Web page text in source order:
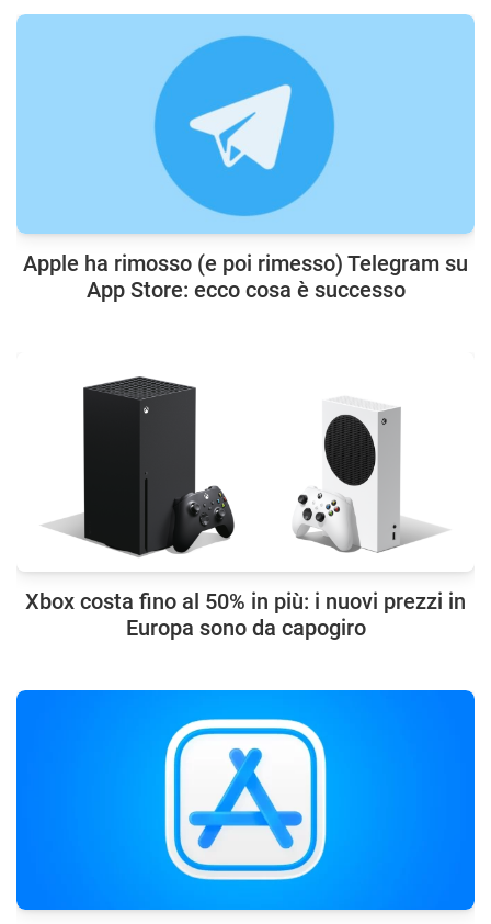
Apple ha rimosso (e poi rimesso) Telegram su
App Store: ecco cosa è successo
Xbox costa fino al 50% in più: i nuovi prezzi in
Europa sono da capogiro